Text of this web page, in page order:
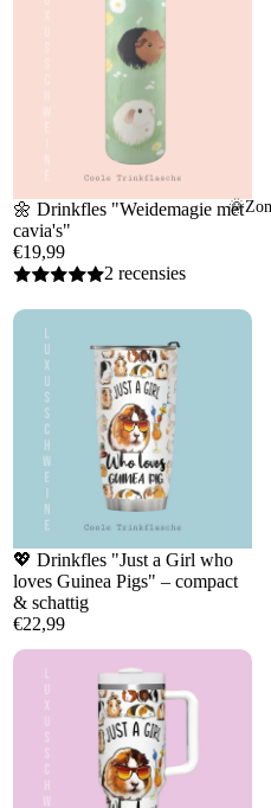
Uitverkocht
🌼 Drinkfles "Weidemagie met
cavia's"
€19,99
2 recensies
💖 Drinkfles "Just a Girl who
loves Guinea Pigs" – compact
& schattig
€22,99